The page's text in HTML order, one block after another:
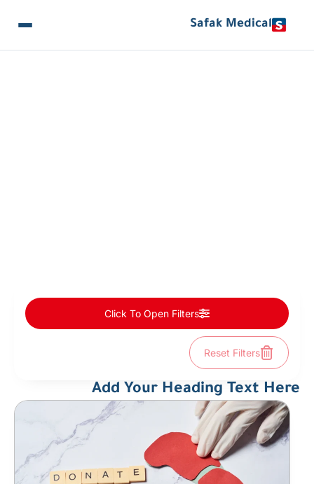
Safak Medical
Click To Open Filters
Reset Filters
Add Your Heading Text Here